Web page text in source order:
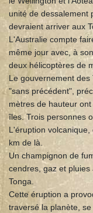
unité de dessalement
devraient arriver aux
L'Australie compte
même jour avec, à
deux hélicoptères de
Le gouvernement
"sans précédent",
mètres de hauteur
îles. Trois personnes
L'éruption
km de là.
Un champignon de
cendres, gaz et
Tonga.
Cette éruption a
traversé la planète,